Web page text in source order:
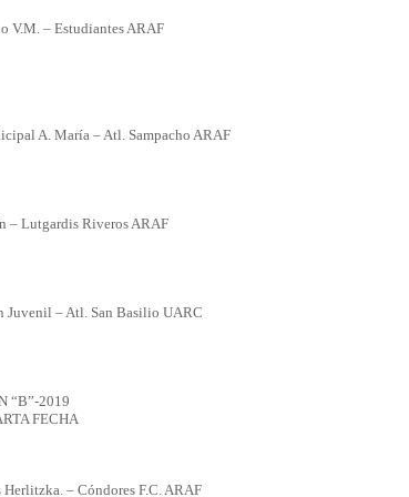
V.M. – Estudiantes ARAF
A. María – Atl. Sampacho ARAF
– Lutgardis Riveros ARAF
Juvenil – Atl. San Basilio UARC
“B”-2019
FECHA
– Cóndores F.C. ARAF